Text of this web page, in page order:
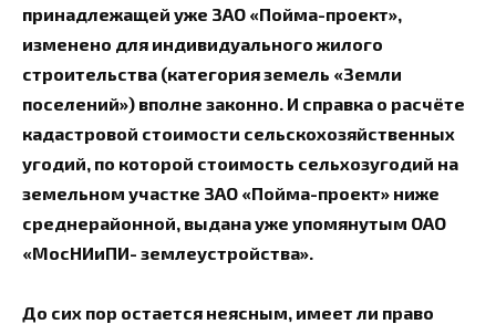
принадлежащей уже ЗАО «Пойма-проект»,
изменено для индивидуального жилого
строительства (категория земель «Земли
поселений») вполне законно. И справка о расчёте
кадастровой стоимости сельскохозяйственных
угодий, по которой стоимость сельхозугодий на
земельном участке ЗАО «Пойма-проект» ниже
среднерайонной, выдана уже упомянутым ОАО
«МосНИиПИ- землеустройства».
До сих пор остается неясным, имеет ли право